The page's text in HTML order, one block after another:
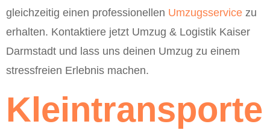
gleichzeitig einen professionellen Umzugsservice zu
erhalten. Kontaktiere jetzt Umzug & Logistik Kaiser
Darmstadt und lass uns deinen Umzug zu einem
stressfreien Erlebnis machen.
Kleintransporte